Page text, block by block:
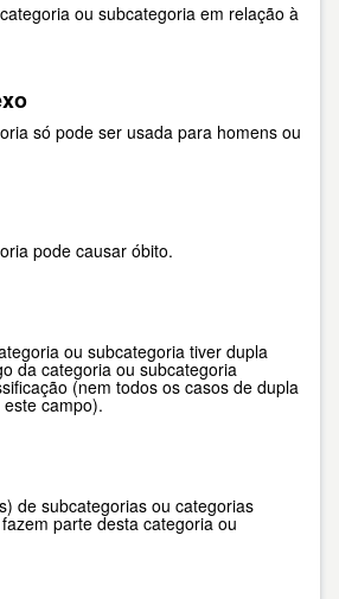
ou subcategoria em relação à
só pode ser usada para homens ou
pode causar óbito.
ou subcategoria tiver dupla
da categoria ou subcategoria
(nem todos os casos de dupla
campo).
de subcategorias ou categorias
parte desta categoria ou